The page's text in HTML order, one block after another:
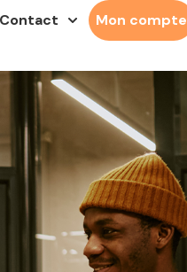
Contact Mon compte